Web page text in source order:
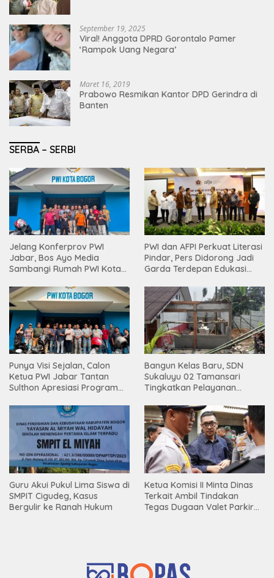
September 19, 2025
Viral! Anggota DPRD Gorontalo Pamer
‘Rampok Uang Negara’
Maret 16, 2019
Prabowo Resmikan Kantor DPD Gerindra di
Banten
SERBA – SERBI
Jelang Konferprov PWI
Jabar, Bos Ayo Media
Sambangi Rumah PWI Kota
PWI dan AFPI Perkuat Literasi
Pindar, Pers Didorong Jadi
Garda Terdepan Edukasi
Punya Visi Sejalan, Calon
Ketua PWI Jabar Tantan
Sulthon Apresiasi Program
Bangun Kelas Baru, SDN
Sukaluyu 02 Tamansari
Tingkatkan Pelayanan
Guru Akui Pukul Lima Siswa di
SMPIT Cigudeg, Kasus
Bergulir ke Ranah Hukum
Ketua Komisi II Minta Dinas
Terkait Ambil Tindakan
Tegas Dugaan Valet Parkir